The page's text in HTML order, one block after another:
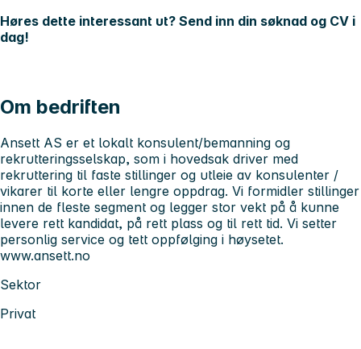
Høres dette interessant ut? Send inn din søknad og CV i
dag!
Om bedriften
Ansett AS er et lokalt konsulent/bemanning og
rekrutteringsselskap, som i hovedsak driver med
rekruttering til faste stillinger og utleie av konsulenter /
vikarer til korte eller lengre oppdrag. Vi formidler stillinger
innen de fleste segment og legger stor vekt på å kunne
levere rett kandidat, på rett plass og til rett tid. Vi setter
personlig service og tett oppfølging i høysetet.
www.ansett.no
Sektor
Privat